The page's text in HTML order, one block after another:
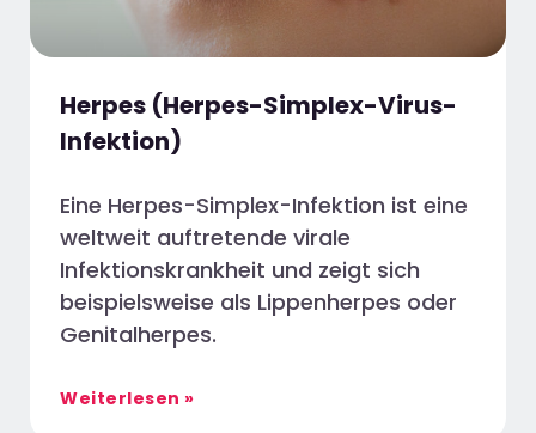
Herpes (Herpes-Simplex-Virus-
Infektion)
Eine Herpes-Simplex-Infektion ist eine
weltweit auftretende virale
Infektionskrankheit und zeigt sich
beispielsweise als Lippenherpes oder
Genitalherpes.
Weiterlesen »